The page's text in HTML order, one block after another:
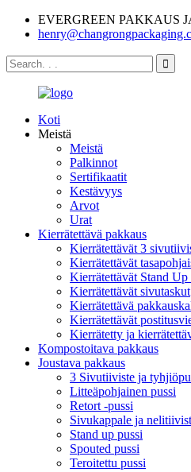
EVERGREEN PAKKAUS
Koti
Meistä
Meistä
Palkinnot
Sertifikaatit
Kestävyys
Arvot
Urat
Kierrätettävä pakkaus
Kierrätettävät 3
Kierrätettävät
Kierrätettävät Stand Up
Kierrätettävät sivutaskut
Kierrätettävä
Kierrätettävät
Kierrätetty ja
Kompostoitava pakkaus
Joustava pakkaus
3 Sivutiiviste ja
Litteäpohjainen pussi
Retort -pussi
Sivukappale ja
Stand up pussi
Spouted pussi
Teroitettu pussi